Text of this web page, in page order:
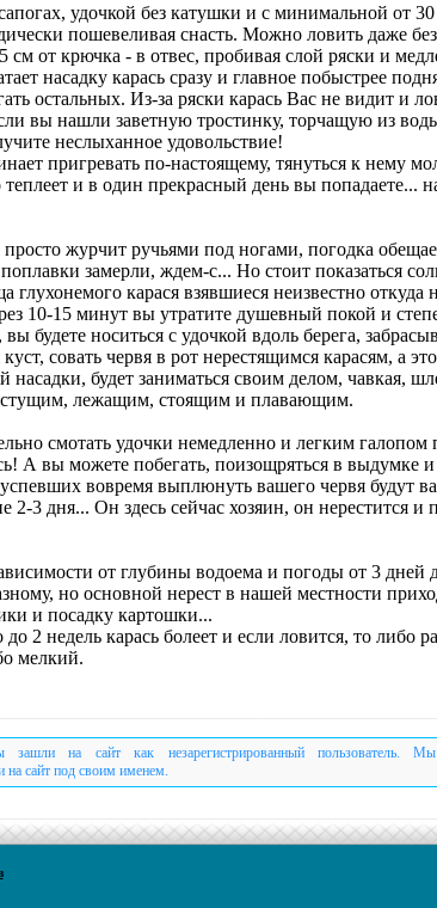
удочкой без катушки и с минимальной от
пошевеливая снасть. Можно ловить даже
см от крючка - в отвес, пробивая слой ряски и
насадку карась сразу и главное побыстрее
остальных. Из-за ряски карась Вас не видит и
вы нашли заветную тростинку, торчащую из
неслыханное удовольствие!
пригревать по-настоящему, тянуться к нему
и в один прекрасный день вы попадаете...
просто журчит ручьями под ногами, погодка
замерли, ждем-с... Но стоит показаться
глухонемого карася взявшиеся неизвестно откуда
10-15 минут вы утратите душевный покой и
будете носиться с удочкой вдоль берега,
совать червя в рот нерестящимся карасям, а
насадки, будет заниматься своим делом, чавкая,
лежащим, стоящим и плавающим.
смотать удочки немедленно и легким галопом
А вы можете побегать, поизощряться в выдумке
вовремя выплюнуть вашего червя будут
2-3 дня... Он здесь сейчас хозяин, он нерестится и
от глубины водоема и погоды от 3 дней
но основной нерест в нашей местности
и посадку картошки...
2 недель карась болеет и если ловится, то либо
мелкий.
зашли на сайт как незарегистрированный пользователь.
на сайт под своим именем.